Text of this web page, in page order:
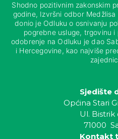
Shodno pozitivnim zakonskim
godine, Izvršni odbor
donio je Odluku o osnivanju
pogrebne usluge, trgovinu
odobrenje na Odluku je dao
i Hercegovine, kao najviše
Sjedište
Općina Stari
Ul. Bistrik
71000
Kontakt